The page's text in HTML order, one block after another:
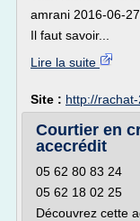
amrani 2016-06-
Il faut savoir...
Lire la suite
Site : http://
Courtier en
acecrédit
05 62 80 83 24
05 62 18 02 25
Découvrez cette